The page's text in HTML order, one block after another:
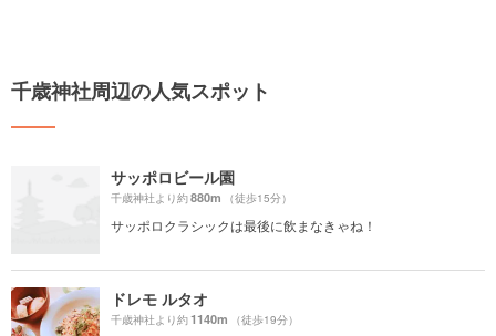
千歳神社周辺の人気スポット
サッポロビール園
千歳神社より約880m （徒歩15分）
サッポロクラシックは最後に飲まなきゃね！
ドレモ ルタオ
千歳神社より約1140m （徒歩19分）